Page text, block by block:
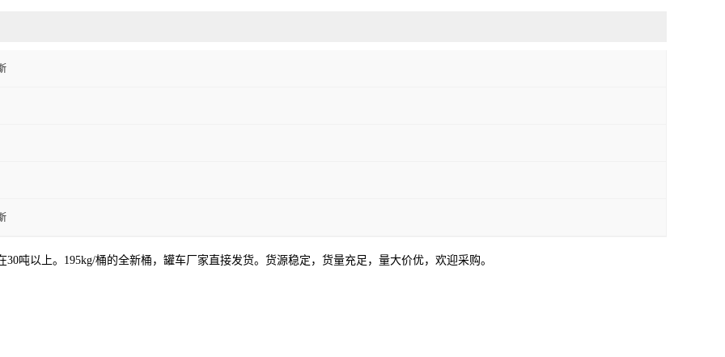
吨以上。195kg/桶的全新桶，罐车厂家直接发货。货源稳定，货量充足，量大价优，欢迎采购。